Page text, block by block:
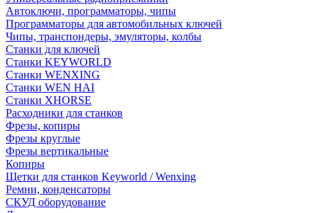
Автоключи, программаторы, чипы
Программаторы для автомобильных ключей
Чипы, транспондеры, эмуляторы, колбы
Станки для ключей
Станки KEYWORLD
Станки WENXING
Станки WEN HAI
Станки XHORSE
Расходники для станков
Фрезы, копиры
Фрезы круглые
Фрезы вертикальные
Копиры
Щетки для станков Keyworld / Wenxing
Ремни, конденсаторы
СКУД оборудование